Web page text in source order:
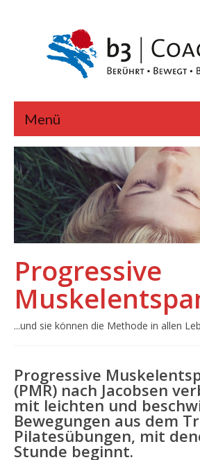
Menü
Progressive
...und sie können die Methode in allen
Progressive
(PMR) nach Jacobsen
mit leichten und
Bewegungen aus dem
Pilatesübungen, mit
Stunde beginnt.